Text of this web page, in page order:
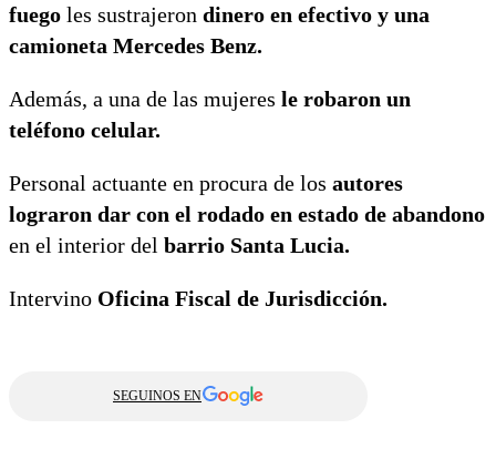
fuego les sustrajeron dinero en efectivo y una
camioneta Mercedes Benz.
Además, a una de las mujeres le robaron un
teléfono celular.
Personal actuante en procura de los autores
lograron dar con el rodado en estado de abandono
en el interior del barrio Santa Lucia.
Intervino Oficina Fiscal de Jurisdicción.
SEGUINOS EN